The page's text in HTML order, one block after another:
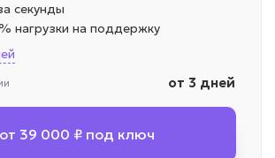
секунды
нагрузки на поддержку
от 3 дней
от 39 000 ₽ под ключ